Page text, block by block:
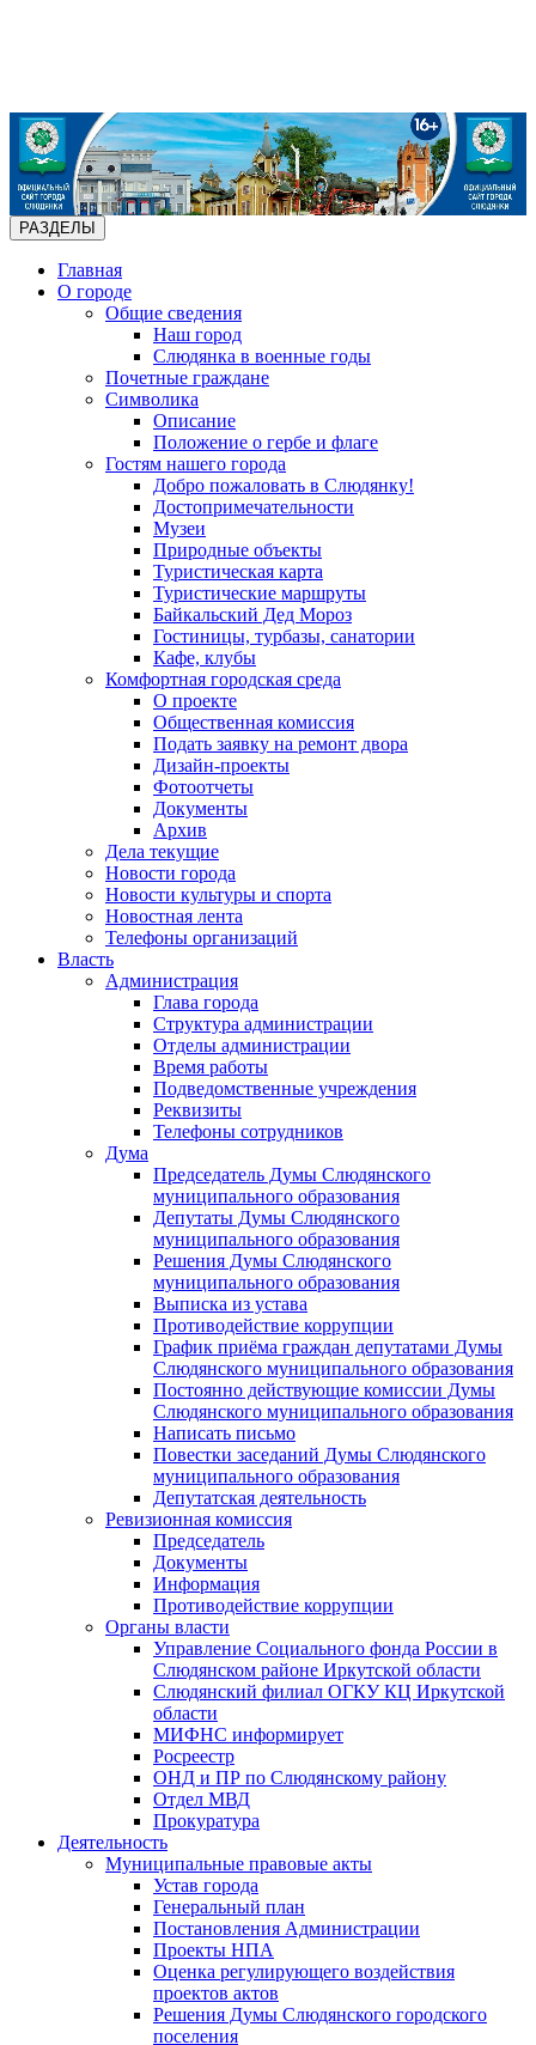
РАЗДЕЛЫ
Главная
О городе
Общие сведения
Наш город
Слюдянка в военные годы
Почетные граждане
Символика
Описание
Положение о гербе и флаге
Гостям нашего города
Добро пожаловать в Слюдянку!
Достопримечательности
Музеи
Природные объекты
Туристическая карта
Туристические маршруты
Байкальский Дед Мороз
Гостиницы, турбазы, санатории
Кафе, клубы
Комфортная городская среда
О проекте
Общественная комиссия
Подать заявку на ремонт двора
Дизайн-проекты
Фотоотчеты
Документы
Архив
Дела текущие
Новости города
Новости культуры и спорта
Новостная лента
Телефоны организаций
Власть
Администрация
Глава города
Структура администрации
Отделы администрации
Время работы
Подведомственные учреждения
Реквизиты
Телефоны сотрудников
Дума
Председатель Думы Слюдянского
муниципального образования
Депутаты Думы Слюдянского
муниципального образования
Решения Думы Слюдянского
муниципального образования
Выписка из устава
Противодействие коррупции
График приёма граждан депутатами Думы
Слюдянского муниципального образования
Постоянно действующие комиссии Думы
Слюдянского муниципального образования
Написать письмо
Повестки заседаний Думы Слюдянского
муниципального образования
Депутатская деятельность
Ревизионная комиссия
Председатель
Документы
Информация
Противодействие коррупции
Органы власти
Управление Социального фонда России в
Слюдянском районе Иркутской области
Слюдянский филиал ОГКУ КЦ Иркутской
области
МИФНС информирует
Росреестр
ОНД и ПР по Слюдянскому району
Отдел МВД
Прокуратура
Деятельность
Муниципальные правовые акты
Устав города
Генеральный план
Постановления Администрации
Проекты НПА
Оценка регулирующего воздействия
проектов актов
Решения Думы Слюдянского городского
поселения